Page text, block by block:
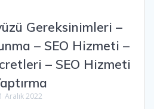
Gereksinimleri –
– SEO Hizmeti –
– SEO Hizmeti
1 Aralık 2022